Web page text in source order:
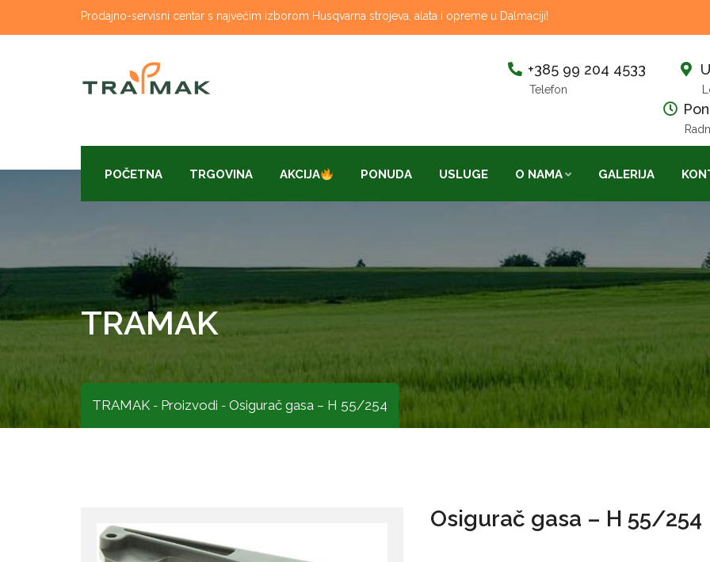
to
Prodajno-servisni centar s najvećim izborom Husqvarna strojeva, alata i opreme u Dalmaciji!
+385 99 204 4533
Telefon
POČETNA TRGOVINA AKCIJA PONUDA USLUGE O NAMA GALERIJA
TRAMAK
TRAMAK - Proizvodi - Osigurač gasa – H 55/254
Osigurač gasa – H 55/254